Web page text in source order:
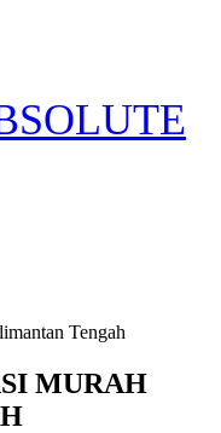
Tengah
MURAH